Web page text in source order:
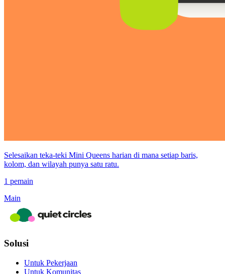
Selesaikan teka-teki Mini Queens harian di mana setiap baris,
kolom, dan wilayah punya satu ratu.
1 pemain
Main
Solusi
Untuk Pekerjaan
Untuk Komunitas